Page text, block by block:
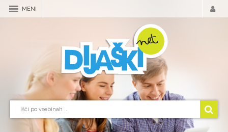
MENI